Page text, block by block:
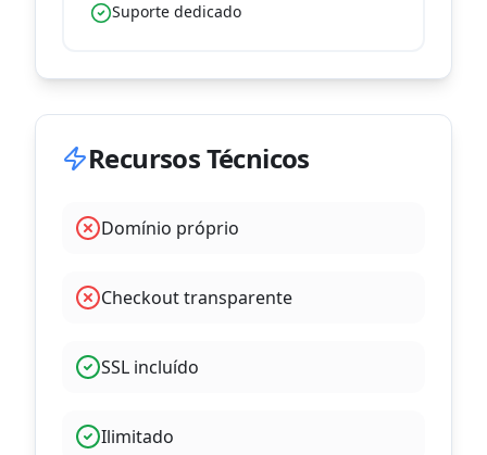
Suporte dedicado
Recursos Técnicos
Domínio próprio
Checkout transparente
SSL incluído
Ilimitado